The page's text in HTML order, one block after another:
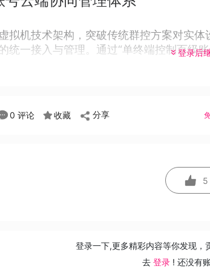
拟机技术架构，突破传统群控方案对实
统一接入与管理。通过“单终端控制百级
登录后
0 评论 收藏 分享
5
登录一下,更多精彩内容等你发现，
去 登录 ! 还没有